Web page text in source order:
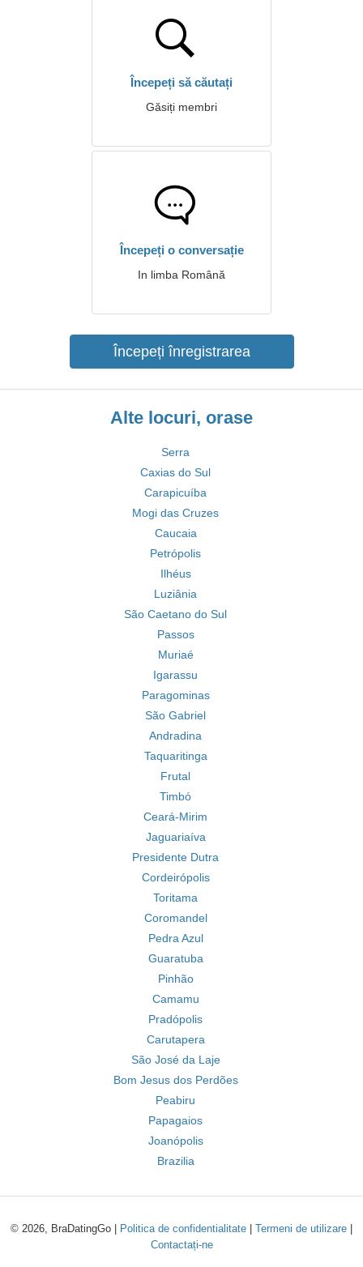
Începeți să căutați
Găsiți membri
Începeți o conversație
In limba Română
Începeți înregistrarea
Alte locuri, orase
Serra
Caxias do Sul
Carapicuíba
Mogi das Cruzes
Caucaia
Petrópolis
Ilhéus
Luziânia
São Caetano do Sul
Passos
Muriaé
Igarassu
Paragominas
São Gabriel
Andradina
Taquaritinga
Frutal
Timbó
Ceará-Mirim
Jaguariaíva
Presidente Dutra
Cordeirópolis
Toritama
Coromandel
Pedra Azul
Guaratuba
Pinhão
Camamu
Pradópolis
Carutapera
São José da Laje
Bom Jesus dos Perdões
Peabiru
Papagaios
Joanópolis
Brazilia
© 2026, BraDatingGo | Politica de confidentialitate Termeni de utilizare
Contactați-ne